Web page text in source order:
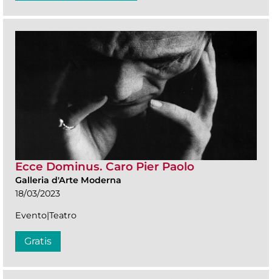
Ecce Dominus. Caro Pier Paolo
Galleria d'Arte Moderna
18/03/2023
Evento|Teatro
Gratis